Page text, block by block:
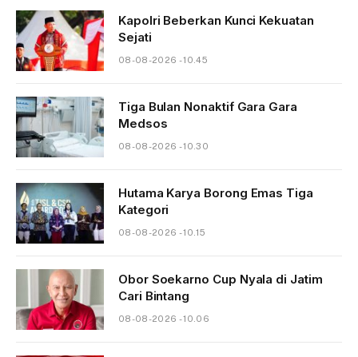
Kapolri Beberkan Kunci Kekuatan
Sejati
08-08-2026 - 10.45
Tiga Bulan Nonaktif Gara Gara
Medsos
08-08-2026 - 10.30
Hutama Karya Borong Emas Tiga
Kategori
08-08-2026 - 10.15
Obor Soekarno Cup Nyala di Jatim
Cari Bintang
08-08-2026 - 10.06